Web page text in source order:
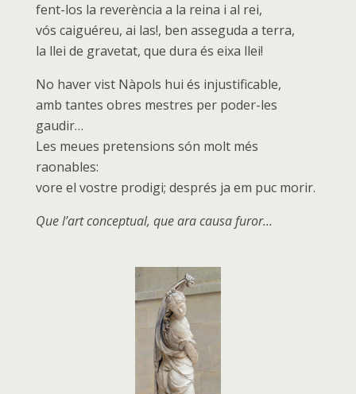
fent-los la reverència a la reina i al rei,
vós caiguéreu, ai las!, ben asseguda a terra,
la llei de gravetat, que dura és eixa llei!
No haver vist Nàpols hui és injustificable,
amb tantes obres mestres per poder-les
gaudir…
Les meues pretensions són molt més
raonables:
vore el vostre prodigi; després ja em puc morir.
Que l’art conceptual, que ara causa furor…